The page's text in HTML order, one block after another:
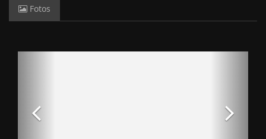
Fotos